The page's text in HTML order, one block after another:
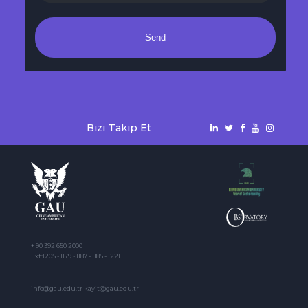
Send
Bizi Takip Et
+ 90 392 650 2000
Ext:1205 - 1179 - 1187 - 1185 - 1221
info@gau.edu.tr kayit@gau.edu.tr